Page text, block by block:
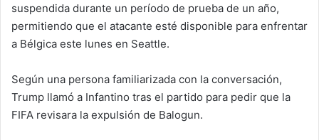
suspendida durante un período de prueba de un año,
permitiendo que el atacante esté disponible para enfrentar
a Bélgica este lunes en Seattle.
Según una persona familiarizada con la conversación,
Trump llamó a Infantino tras el partido para pedir que la
FIFA revisara la expulsión de Balogun.